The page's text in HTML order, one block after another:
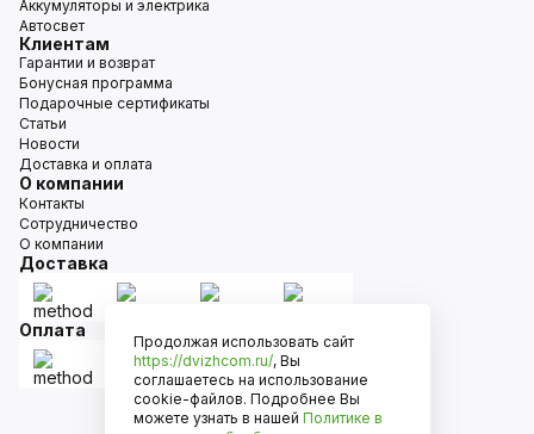
Аккумуляторы и электрика
Автосвет
Клиентам
Гарантии и возврат
Бонусная программа
Подарочные сертификаты
Статьи
Новости
Доставка и оплата
О компании
Контакты
Сотрудничество
О компании
Доставка
Оплата
Продолжая использовать сайт
https://dvizhcom.ru/, Вы
соглашаетесь на использование
cookie-файлов. Подробнее Вы
можете узнать в нашей Политике в